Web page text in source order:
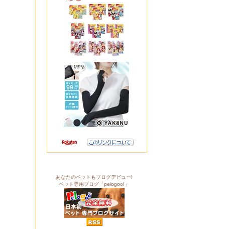
あなたのペットもブログデビュー!
ペット専用ブログ「pelogoo!」